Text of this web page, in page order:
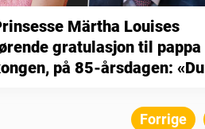
Märtha Louises
gratulasjon til pappa
på 85-årsdagen: «Du
Forrige